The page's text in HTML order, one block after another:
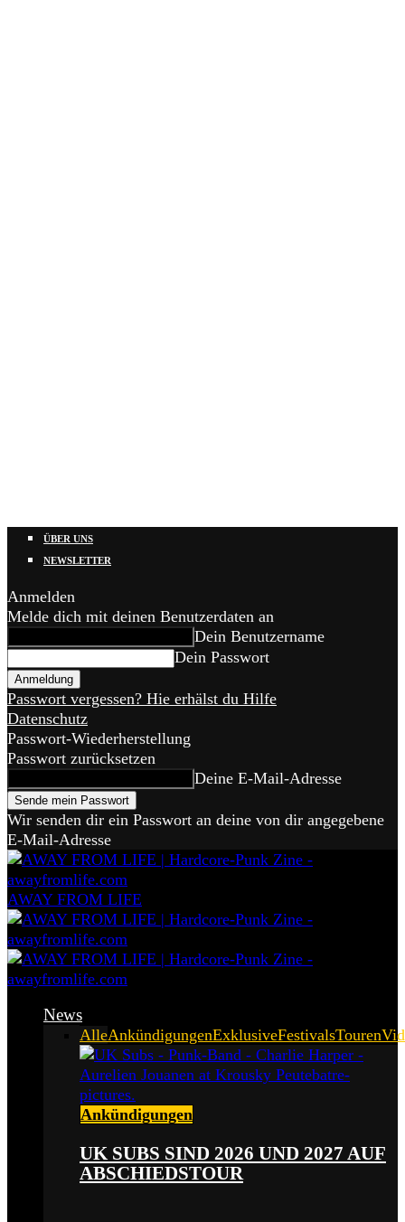
ÜBER UNS
NEWSLETTER
Anmelden
Melde dich mit deinen Benutzerdaten an
Dein Benutzername
Dein Passwort
Passwort vergessen? Hie erhälst du Hilfe
Datenschutz
Passwort-Wiederherstellung
Passwort zurücksetzen
Deine E-Mail-Adresse
Wir senden dir ein Passwort an deine von dir angegebene
E-Mail-Adresse
AWAY FROM LIFE
News
AlleAnkündigungenExklusiveFestivalsTouren
Ankündigungen
UK SUBS SIND 2026 UND 2027 AUF
ABSCHIEDSTOUR